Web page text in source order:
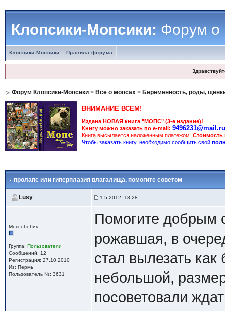
Клопсики-Мопсики:Форум о
Клопсики-Мопсики Правила форума
Форум Клопсики-Мопсики> Все о мопсах> Беременность, роды,
ВНИМАНИЕ ВСЕМ!
Издана НОВАЯ книга "МОПС" (3-е издание)!
Книгу можно заказать по e-mail: 9496231@mail.ru
Книга высылается наложенным платежом. Стоимость
Чтобы заказать книгу, необходимо сообщить свой
пролапс или гиперплазия влагалища, помогите советом
Lusy 1.5.2012, 18:28
Мопсобебик
Группа: Пользователи
Сообщений: 12
Регистрация: 27.10.2010
Из: Пермь
Пользователь №: 3631
Помогите добрым
рожавшая, в
стал вылезать
небольшой,
посоветовали